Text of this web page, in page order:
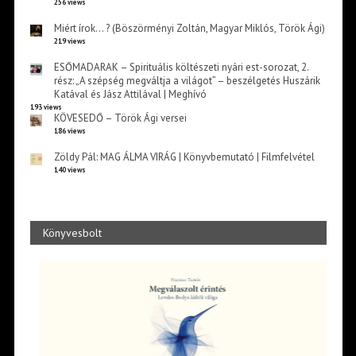
256 views
Miért írok… ? (Böszörményi Zoltán, Magyar Miklós, Török Ági)
219 views
ESŐMADARAK – Spirituális költészeti nyári est-sorozat, 2.
rész: „A szépség megváltja a világot” – beszélgetés Huszárik
Katával és Jász Attilával | Meghívó
193 views
KÖVESEDŐ – Török Ági versei
186 views
Zöldy Pál: MAG ÁLMA VIRÁG | Könyvbemutató | Filmfelvétel
140 views
Könyvesbolt